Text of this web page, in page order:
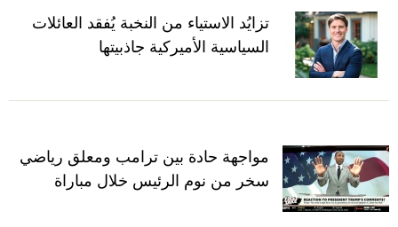
تزايُد الاستياء من النخبة يُفقد العائلات
السياسية الأميركية جاذبيتها
مواجهة حادة بين ترامب ومعلق رياضي
سخر من نوم الرئيس خلال مباراة